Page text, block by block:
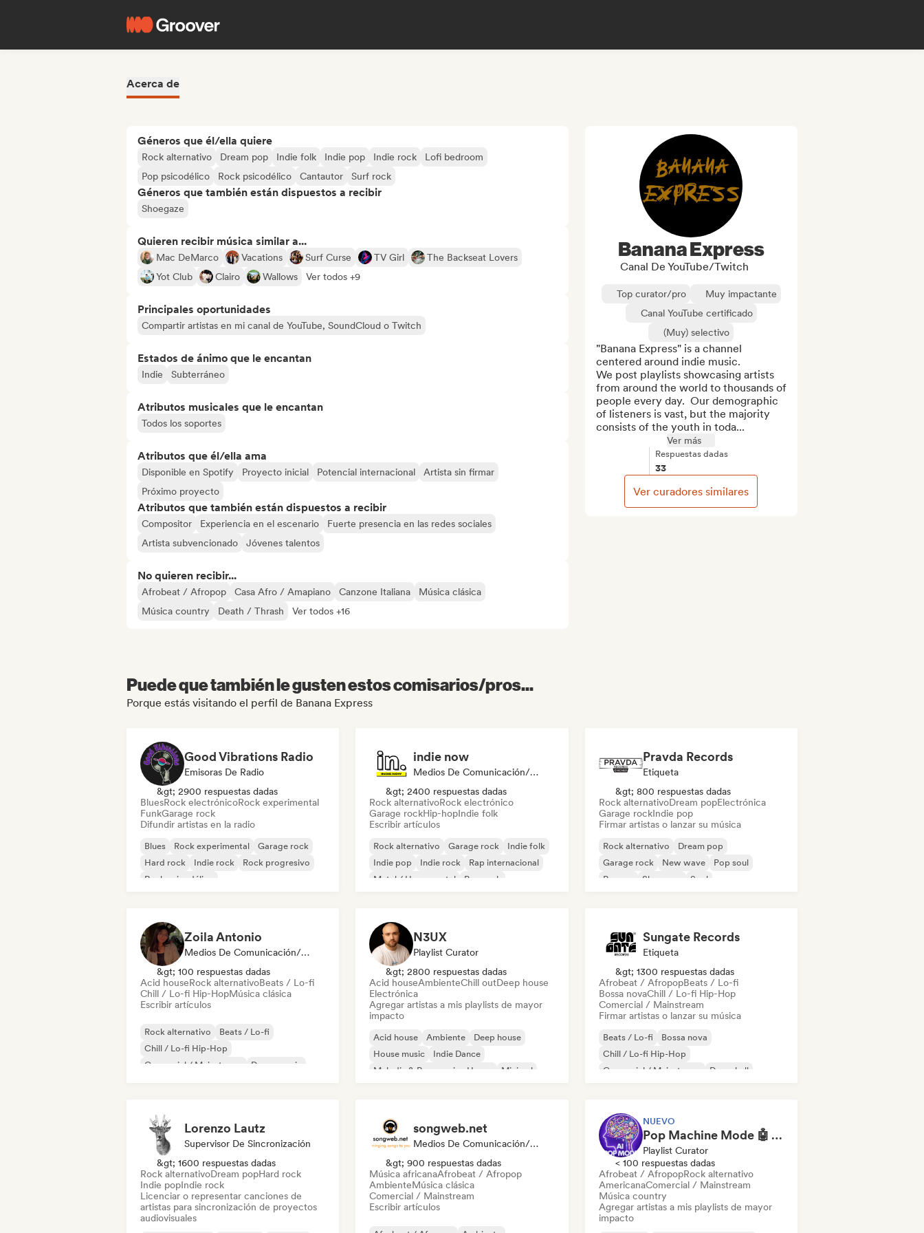
Acerca de
Géneros que él/ella quiere
Rock alternativo Dream pop Indie folk Indie pop Indie rock
Lofi bedroom
Pop psicodélico
Rock psicodélico Cantautor Surf rock
Géneros que también están dispuestos a recibir
Shoegaze
Quieren recibir música similar a...
Mac DeMarco Vacations Surf Curse TV Girl
The Backseat Lovers
Yot Club
Clairo Wallows Ver todos +9
Principales oportunidades
Compartir artistas en mi canal de YouTube, SoundCloud o Twitch
Estados de ánimo que le encantan
Indie Subterráneo
Atributos musicales que le encantan
Todos los soportes
Atributos que él/ella ama
Disponible en Spotify Proyecto inicial Potencial internacional
Artista sin firmar
Próximo proyecto
Atributos que también están dispuestos a recibir
Compositor Experiencia en el escenario
Fuerte presencia en las redes sociales
Artista subvencionado
Jóvenes talentos
No quieren recibir...
Afrobeat / Afropop Casa Afro / Amapiano Canzone Italiana
Música clásica
Música country
Death / Thrash Ver todos +16
Banana Express
Canal De YouTube/Twitch
Top curator/pro
Muy impactante
Canal YouTube certificado
(Muy) selectivo
"Banana Express" is a channel
centered around indie music.
We post playlists showcasing artists
from around the world to thousands of
people every day.  Our demographic
of listeners is vast, but the majority
consists of the youth in toda...
Ver más
Respuestas dadas
33
Ver curadores similares
Puede que también le gusten estos comisarios/pros...
Porque estás visitando el perfil de Banana Express
Good Vibrations Radio
Emisoras De Radio
&gt; 2900 respuestas dadas
BluesRock electrónicoRock experimental
FunkGarage rock
Difundir artistas en la radio
Blues Rock experimental
Garage rock
Hard rock
Indie rock
Rock progresivo
Rock psicodélico
indie now
Medios De Comunicación/Periodista
&gt; 2400 respuestas dadas
Rock alternativoRock electrónico
Garage rockHip-hopIndie folk
Escribir artículos
Rock alternativo Garage rock
Indie folk
Indie pop
Indie rock
Rap internacional
Metal / Heavy metal
Pop rock
Pravda Records
Etiqueta
&gt; 800 respuestas dadas
Rock alternativoDream popElectrónica
Garage rockIndie pop
Firmar artistas o lanzar su música
Rock alternativo
Dream pop
Garage rock
New wave
Pop soul
Reggae
Shoegaze Soul
Zoila Antonio
Medios De Comunicación/Periodista
&gt; 100 respuestas dadas
Acid houseRock alternativoBeats / Lo-fi
Chill / Lo-fi Hip-HopMúsica clásica
Escribir artículos
Rock alternativo
Beats / Lo-fi
Chill / Lo-fi Hip-Hop
Comercial / Mainstream
Dance music
N3UX
Playlist Curator
&gt; 2800 respuestas dadas
Acid houseAmbienteChill outDeep house
Electrónica
Agregar artistas a mis playlists de mayor
impacto
Acid house Ambiente
Deep house
House music
Indie Dance
Melodic & Progressive House
Minimal
Sungate Records
Etiqueta
&gt; 1300 respuestas dadas
Afrobeat / AfropopBeats / Lo-fi
Bossa novaChill / Lo-fi Hip-Hop
Comercial / Mainstream
Firmar artistas o lanzar su música
Beats / Lo-fi
Bossa nova
Chill / Lo-fi Hip-Hop
Comercial / Mainstream
Dancehall
Lorenzo Lautz
Supervisor De Sincronización
&gt; 1600 respuestas dadas
Rock alternativoDream popHard rock
Indie popIndie rock
Licenciar o representar canciones de
artistas para sincronización de proyectos
audiovisuales
songweb.net
Medios De Comunicación/Periodista
&gt; 900 respuestas dadas
Música africanaAfrobeat / Afropop
AmbienteMúsica clásica
Comercial / Mainstream
Escribir artículos
NUEVO
Pop Machine Mode 🤖 AI Music, Indie Pop & Dream Pop
Playlist Curator
< 100 respuestas dadas
Afrobeat / AfropopRock alternativo
AmericanaComercial / Mainstream
Música country
Agregar artistas a mis playlists de mayor
impacto